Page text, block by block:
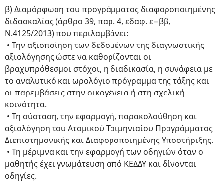
β) Διαμόρφωση του προγράμματος διαφοροποιημένης
διδασκαλίας (άρθρο 39, παρ. 4, εδαφ. ε−ββ,
Ν.4125/2013) που περιλαμβάνει:
• Την αξιοποίηση των δεδομένων της διαγνωστικής
αξιολόγησης ώστε να καθορίζονται οι
βραχυπρόθεσμοι στόχοι, η διαδικασία, η συνάφεια με
το αναλυτικό και ωρολόγιο πρόγραμμα της τάξης και
οι παρεμβάσεις στην οικογένεια ή στη σχολική
κοινότητα.
• Τη σύσταση, την εφαρμογή, παρακολούθηση και
αξιολόγηση του Ατομικού Τριμηνιαίου Προγράμματος
Διεπιστημονικής και Διαφοροποιημένης Υποστήριξης.
• Τη μέριμνα και την εφαρμογή των οδηγιών όταν ο
μαθητής έχει γνωμάτευση από ΚΕΔΔΥ και δίνονται
οδηγίες.